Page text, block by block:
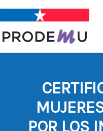
contenido
POR LOS